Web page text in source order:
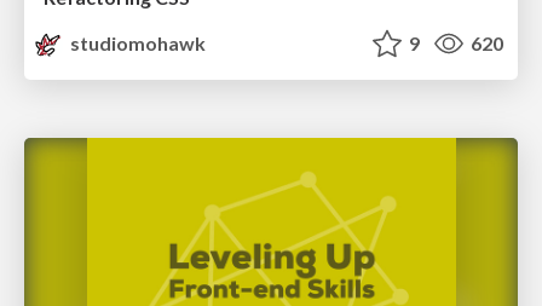
studiomohawk
9 620